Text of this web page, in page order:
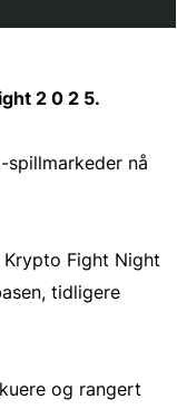
2 0 2 5.
nå
Fight Night
tidligere
og rangert